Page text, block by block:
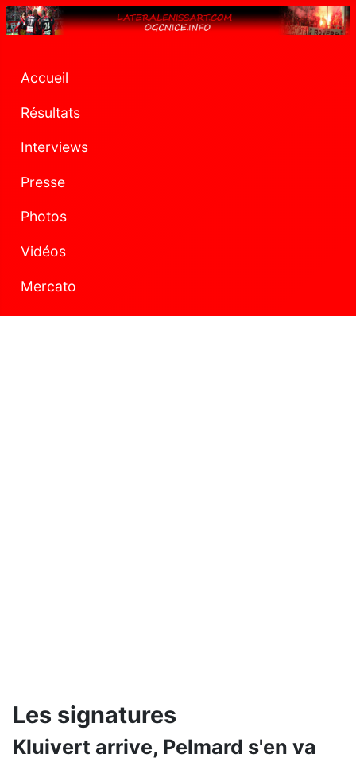
Accueil
Résultats
Interviews
Presse
Photos
Vidéos
Mercato
Les signatures
Kluivert arrive, Pelmard s'en va